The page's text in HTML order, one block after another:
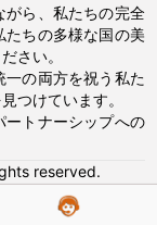
がら、私たちの完全
ちの多様な国の美
さい。
の両方を祝う私た
つけています。
ートナーシップへの
reserved.